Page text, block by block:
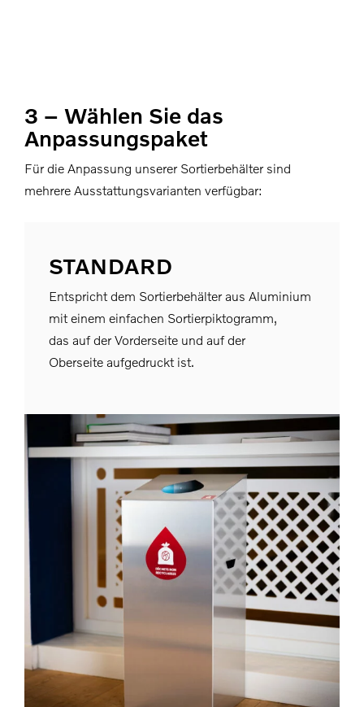
3 – Wählen Sie das
Anpassungspaket
Für die Anpassung unserer Sortierbehälter sind
mehrere Ausstattungsvarianten verfügbar:
STANDARD
Entspricht dem Sortierbehälter aus Aluminium
mit einem einfachen Sortierpiktogramm,
das auf der Vorderseite und auf der
Oberseite aufgedruckt ist.